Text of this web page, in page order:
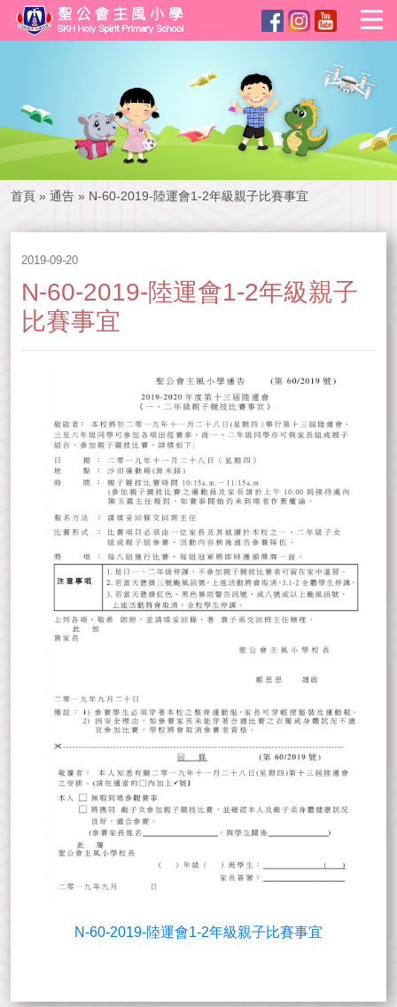
首頁 » 通告 » N-60-2019-陸運會1-2年級親子比賽事宜
2019-09-20
N-60-2019-陸運會1-2年級親子
比賽事宜
N-60-2019-陸運會1-2年級親子比賽事宜